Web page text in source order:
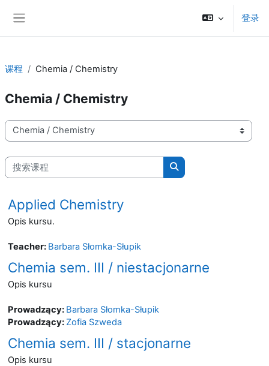
登录
课程 Chemia / Chemistry
Chemia / Chemistry
课程类别
搜索课程
搜索课程
Applied Chemistry
Opis kursu.
Teacher: Barbara Słomka-Słupik
Chemia sem. III / niestacjonarne
Opis kursu
Prowadzący: Barbara Słomka-Słupik
Prowadzący: Zofia Szweda
Chemia sem. III / stacjonarne
Opis kursu